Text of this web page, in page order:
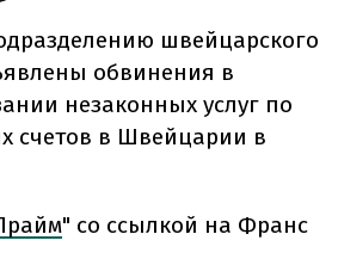
швейцарского
обвинения в
незаконных услуг по
счетов в Швейцарии в
" со ссылкой на Франс